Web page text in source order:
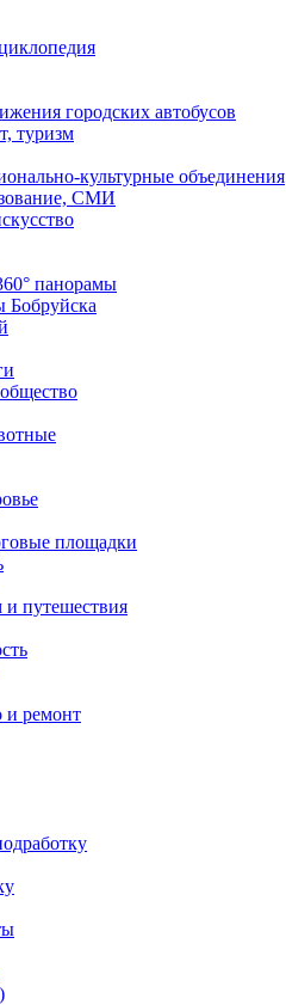
городских автобусов
туризм
культурные объединения
СМИ
панорамы
Бобруйска
площадки
путешествия
и ремонт